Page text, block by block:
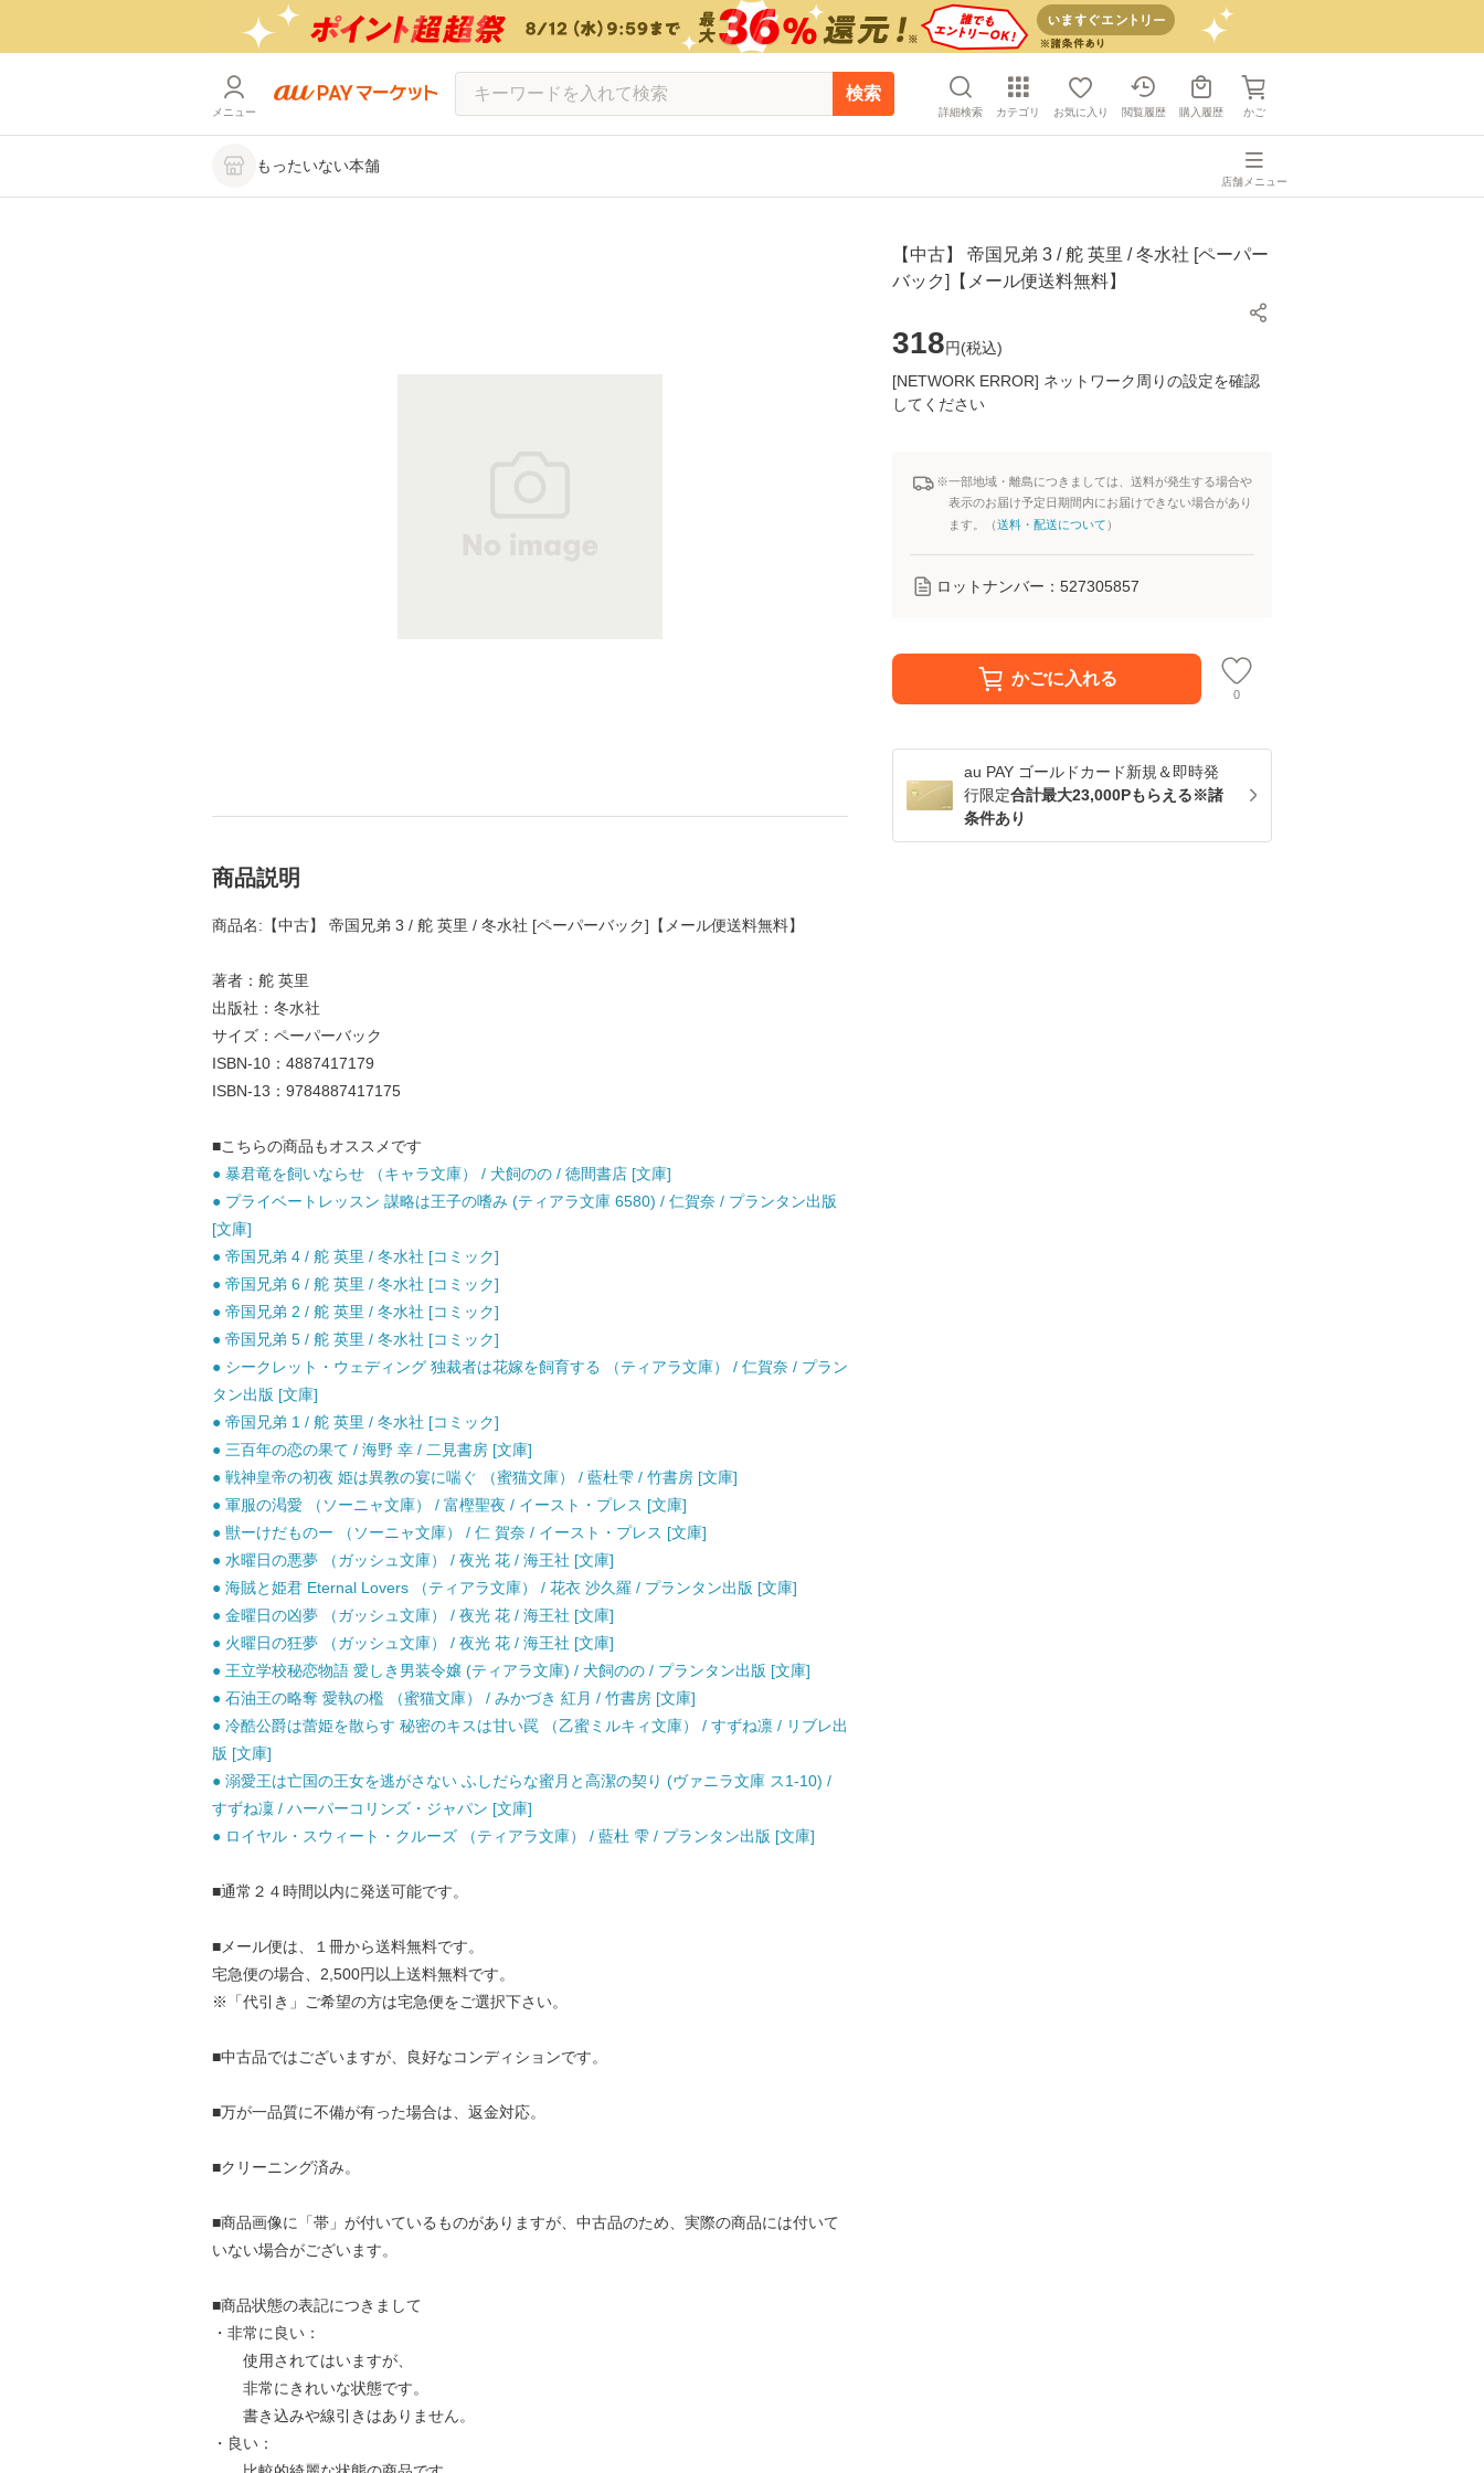
メニュー
検索
詳細検索 カテゴリ お気に入り 閲覧履歴 購入履歴 かご
もったいない本舗
店舗メニュー
【中古】 帝国兄弟 3 / 舵 英里 / 冬水社 [ペーパー
バック]【メール便送料無料】
318円(税込)
[NETWORK ERROR] ネットワーク周りの設定を確認
してください
※一部地域・離島につきましては、送料が発生する場合や
表示のお届け予定日期間内にお届けできない場合があり
ます。（送料・配送について ）
ロットナンバー： 527305857
かごに入れる
0
au PAY ゴールドカード新規＆即時発
行限定合計最大23,000Pもらえる※諸
条件あり
商品説明
商品名:【中古】 帝国兄弟 3 / 舵 英里 / 冬水社 [ペーパーバック]【メール便送料無料】
著者：舵 英里
出版社：冬水社
サイズ：ペーパーバック
ISBN-10：4887417179
ISBN-13：9784887417175
■こちらの商品もオススメです
● 暴君竜を飼いならせ （キャラ文庫） / 犬飼のの / 徳間書店 [文庫]
● プライベートレッスン 謀略は王子の嗜み (ティアラ文庫 6580) / 仁賀奈 / プランタン出版
[文庫]
● 帝国兄弟 4 / 舵 英里 / 冬水社 [コミック]
● 帝国兄弟 6 / 舵 英里 / 冬水社 [コミック]
● 帝国兄弟 2 / 舵 英里 / 冬水社 [コミック]
● 帝国兄弟 5 / 舵 英里 / 冬水社 [コミック]
● シークレット・ウェディング 独裁者は花嫁を飼育する （ティアラ文庫） / 仁賀奈 / プラン
タン出版 [文庫]
● 帝国兄弟 1 / 舵 英里 / 冬水社 [コミック]
● 三百年の恋の果て / 海野 幸 / 二見書房 [文庫]
● 戦神皇帝の初夜 姫は異教の宴に喘ぐ （蜜猫文庫） / 藍杜雫 / 竹書房 [文庫]
● 軍服の渇愛 （ソーニャ文庫） / 富樫聖夜 / イースト・プレス [文庫]
● 獣ーけだものー （ソーニャ文庫） / 仁 賀奈 / イースト・プレス [文庫]
● 水曜日の悪夢 （ガッシュ文庫） / 夜光 花 / 海王社 [文庫]
● 海賊と姫君 Eternal Lovers （ティアラ文庫） / 花衣 沙久羅 / プランタン出版 [文庫]
● 金曜日の凶夢 （ガッシュ文庫） / 夜光 花 / 海王社 [文庫]
● 火曜日の狂夢 （ガッシュ文庫） / 夜光 花 / 海王社 [文庫]
● 王立学校秘恋物語 愛しき男装令嬢 (ティアラ文庫) / 犬飼のの / プランタン出版 [文庫]
● 石油王の略奪 愛執の檻 （蜜猫文庫） / みかづき 紅月 / 竹書房 [文庫]
● 冷酷公爵は蕾姫を散らす 秘密のキスは甘い罠 （乙蜜ミルキィ文庫） / すずね凛 / リブレ出
版 [文庫]
● 溺愛王は亡国の王女を逃がさない ふしだらな蜜月と高潔の契り (ヴァニラ文庫 ス1-10) /
すずね凜 / ハーパーコリンズ・ジャパン [文庫]
● ロイヤル・スウィート・クルーズ （ティアラ文庫） / 藍杜 雫 / プランタン出版 [文庫]
■通常２４時間以内に発送可能です。
■メール便は、１冊から送料無料です。
宅急便の場合、2,500円以上送料無料です。
※「代引き」ご希望の方は宅急便をご選択下さい。
■中古品ではございますが、良好なコンディションです。
■万が一品質に不備が有った場合は、返金対応。
■クリーニング済み。
■商品画像に「帯」が付いているものがありますが、中古品のため、実際の商品には付いて
いない場合がございます。
■商品状態の表記につきまして
・非常に良い：
使用されてはいますが、
非常にきれいな状態です。
書き込みや線引きはありません。
・良い：